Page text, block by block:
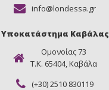
info@londessa.gr
Υποκατάστημα Καβάλας
Ομονοίας 73
Τ.Κ. 65404, Καβάλα
(+30) 2510 830119